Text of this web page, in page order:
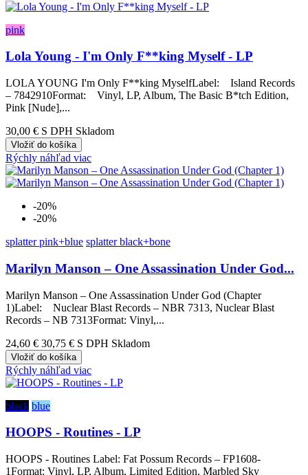
pink
Lola Young - I'm Only F**king Myself - LP
LOLA YOUNG I'm Only F**king MyselfLabel: Island Records
– 7842910Format: Vinyl, LP, Album, The Basic B*tch Edition,
Pink [Nude],...
30,00 € S DPH Skladom
Vložiť do košíka
Rýchly náhľad viac
-20%
-20%
splatter pink+blue splatter black+bone
Marilyn Manson – One Assassination Under God...
Marilyn Manson – One Assassination Under God (Chapter
1)Label: Nuclear Blast Records – NBR 7313, Nuclear Blast
Records – NB 7313Format: Vinyl,...
24,60 € 30,75 € S DPH Skladom
Vložiť do košíka
Rýchly náhľad viac
black blue
HOOPS - Routines - LP
HOOPS - Routines Label: Fat Possum Records – FP1608-
1Format: Vinyl, LP, Album, Limited Edition, Marbled Sky